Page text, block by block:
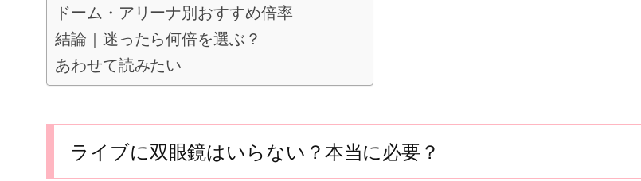
ドーム・アリーナ別おすすめ倍率
結論｜迷ったら何倍を選ぶ？
あわせて読みたい
ライブに双眼鏡はいらない？本当に必要？